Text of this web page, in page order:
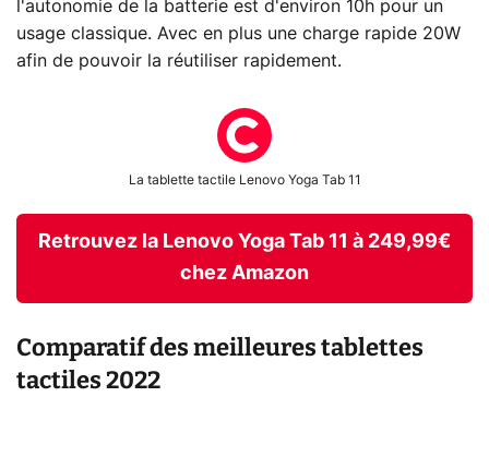
l'autonomie de la batterie est d'environ 10h pour un
usage classique. Avec en plus une charge rapide 20W
afin de pouvoir la réutiliser rapidement.
La tablette tactile Lenovo Yoga Tab 11
Retrouvez la Lenovo Yoga Tab 11 à 249,99€
chez Amazon
Comparatif des meilleures tablettes
tactiles 2022